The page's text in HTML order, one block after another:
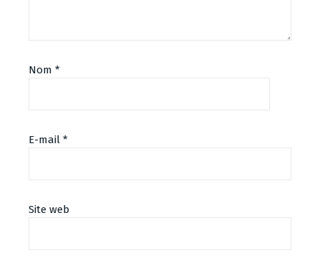
Nom *
E-mail *
Site web